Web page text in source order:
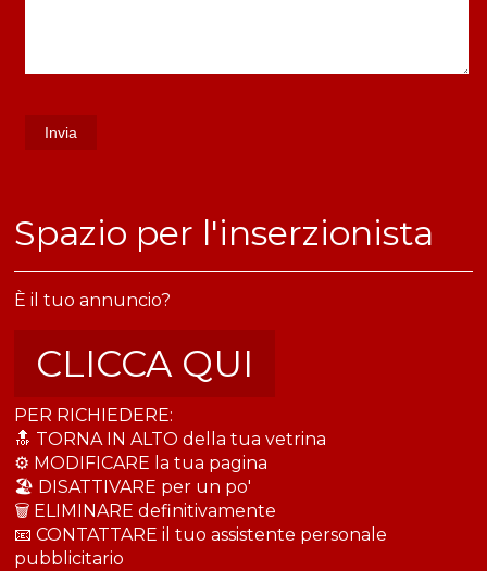
​Spazio per l'inserzionista
È il tuo annuncio?
CLICCA QUI
PER RICHIEDERE:
🔝 TORNA IN ALTO della tua vetrina
⚙️ MODIFICARE la tua pagina
🏖️ DISATTIVARE per un po'
🗑️ ELIMINARE definitivamente
📧 CONTATTARE il tuo assistente personale
pubblicitario